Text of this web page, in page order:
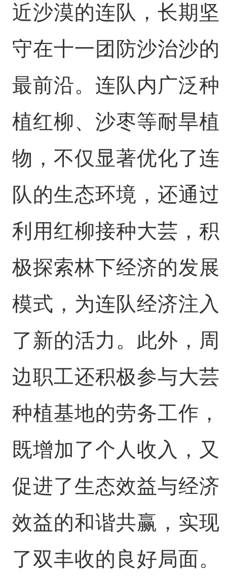
近沙漠的连队，长期坚
守在十一团防沙治沙的
最前沿。连队内广泛种
植红柳、沙枣等耐旱植
物，不仅显著优化了连
队的生态环境，还通过
利用红柳接种大芸，积
极探索林下经济的发展
模式，为连队经济注入
了新的活力。此外，周
边职工还积极参与大芸
种植基地的劳务工作，
既增加了个人收入，又
促进了生态效益与经济
效益的和谐共赢，实现
了双丰收的良好局面。